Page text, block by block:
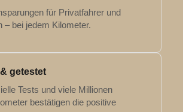
für Privatfahrer und
– bei jedem Kilometer.
getestet
Tests und viele Millionen
bestätigen die positive